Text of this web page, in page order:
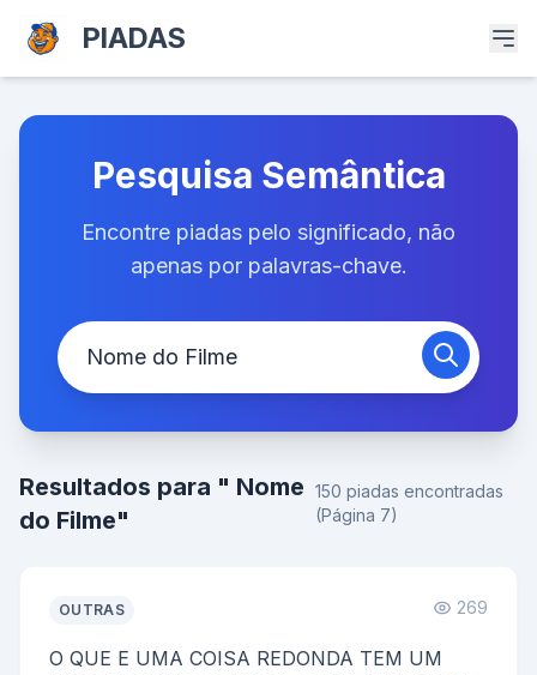
PIADAS
Pesquisa Semântica
Encontre piadas pelo significado, não
apenas por palavras-chave.
Resultados para " Nome
do Filme"
150 piadas encontradas
(Página 7)
OUTRAS 269
O QUE E UMA COISA REDONDA TEM UM